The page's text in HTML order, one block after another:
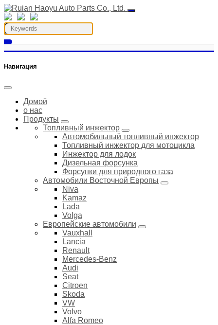
Навигация
Домой
о нас
Продукты
Топливный инжектор
Автомобильный топливный инжектор
Топливный инжектор для мотоцикла
Инжектор для лодок
Дизельная форсунка
Форсунки для природного газа
Автомобили Восточной Европы
Niva
Kamaz
Lada
Volga
Европейские автомобили
Vauxhall
Lancia
Renault
Mercedes-Benz
Audi
Seat
Citroen
Skoda
VW
Volvo
Alfa Romeo